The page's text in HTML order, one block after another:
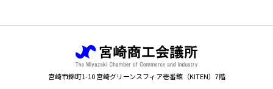
宮崎市錦町1-10 宮崎グリーンスフィア壱番館（KITEN）7階